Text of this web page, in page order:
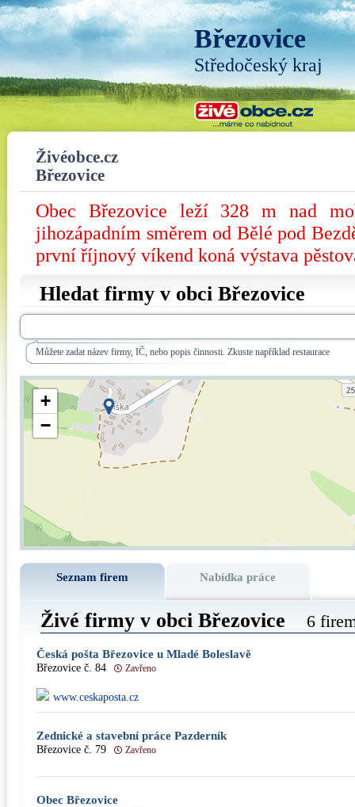
Březovice
Středočeský kraj
Živéobce.cz
Březovice
Obec Březovice leží 328 m nad
jihozápadním směrem od Bělé pod
první říjnový víkend koná výstava
Hledat firmy v obci Březovice
Můžete zadat název firmy, IČ, nebo popis činnosti. Zkuste například restaurace
+
−
Seznam firem Nabídka práce
Živé firmy v obci Březovice 6
Česká pošta Březovice u Mladé Boleslavě
Březovice č. 84 Zavřeno
www.ceskaposta.cz
Zednické a stavební práce Pazderník
Březovice č. 79 Zavřeno
Obec Březovice